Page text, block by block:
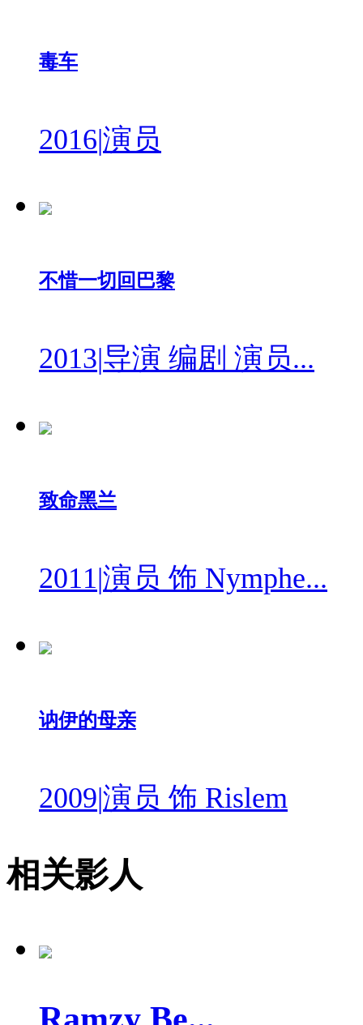
毒车
2016|演员
不惜一切回巴黎
2013|导演 编剧 演员...
致命黑兰
2011|演员 饰 Nymphe...
讷伊的母亲
2009|演员 饰 Rislem
相关影人